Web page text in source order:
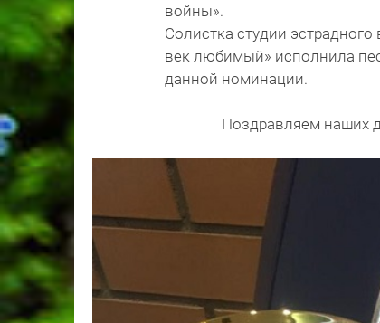
войны».
Солистка студии
век любимый» исполнила
данной номинации.
Поздравляем наших